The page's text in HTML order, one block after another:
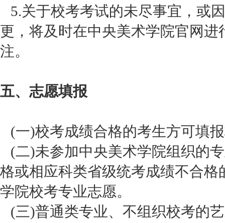
5.关于校考考试的未尽事宜，或
更，将及时在中央美术学院官网
注。
五、志愿填报
(一)校考成绩合格的考生方可填
(二)未参加中央美术学院组织的
格或相应科类省级统考成绩不合
学院校考专业志愿。
(三)普通类专业、不组织校考的